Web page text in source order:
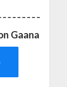
Gaana